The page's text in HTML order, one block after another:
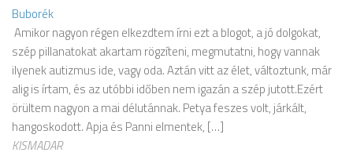
Buborék
Amikor nagyon régen elkezdtem írni ezt a blogot, a jó dolgokat,
szép pillanatokat akartam rögzíteni, megmutatni, hogy vannak
ilyenek autizmus ide, vagy oda. Aztán vitt az élet, változtunk, már
alig is írtam, és az utóbbi időben nem igazán a szép jutott.Ezért
örültem nagyon a mai délutánnak. Petya feszes volt, járkált,
hangoskodott. Apja és Panni elmentek, […]
KISMADAR